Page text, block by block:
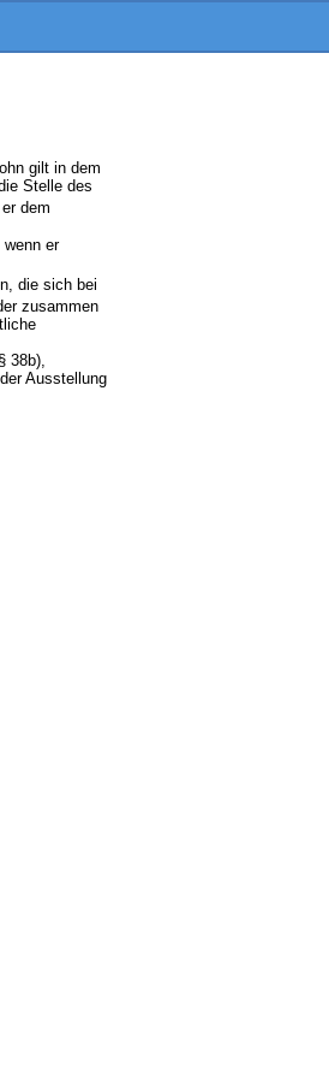
gilt in dem
Stelle des
dem
er
die sich bei
zusammen
38b),
Ausstellung